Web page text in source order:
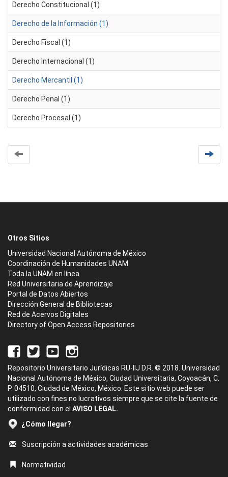
Derecho Constitucional (1)
Derecho de la Información (1)
Derecho Fiscal (1)
Derecho Internacional (1)
Derecho Mercantil (1)
Derecho Penal (1)
Derecho Procesal (1)
Otros Sitios
Universidad Nacional Autónoma de México
Coordinación de Humanidades UNAM
Toda la UNAM en línea
Red Universitaria de Aprendizaje
Portal de Datos Abiertos
Dirección General de Bibliotecas
Red de Acervos Digitales
Directory of Open Access Repositories
Repositorio Universitario Jurídicas RU-IIJ D.R. © 2018. Universidad
Nacional Autónoma de México, Ciudad Universitaria, Coyoacán, C.
P. 04510, Ciudad de México, México. Este sitio web puede ser
utilizado con fines no lucrativos siempre que se cite la fuente de
conformidad con el AVISO LEGAL.
¿Cómo llegar?
Suscripción a actividades académicas
Normatividad